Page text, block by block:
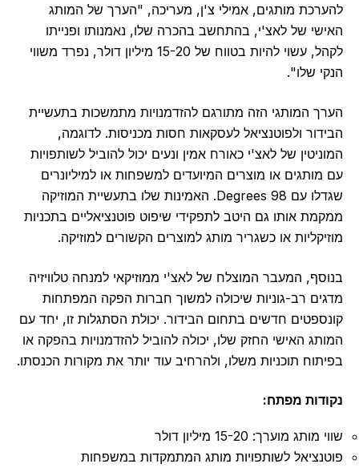
להערכת מותגים, אמילי צ'ן, מעריכה, "הערך של המותג
האישי של לאצ'י, בהתחשב בהכרה שלו, נאמנותו ופנייתו
לקהל, עשוי להיות בטווח של 15-20 מיליון דולר, נפרד משווי
הנקי שלו".
הערך המותגי הזה מתורגם להזדמנויות מתמשכות בתעשיית
הבידור ולפוטנציאל לעסקאות חסות מכניסות. לדוגמה,
המוניטין של לאצ'י כאורח אמין ונעים יכול להוביל לשותפויות
עם מותגים או מוצרים המיועדים למשפחות או למיליונרים
שגדלו עם 98 Degrees. האמינות שלו בתעשיית המוזיקה
ממקמת אותו גם היטב לתפקידי שיפוט פוטנציאליים בתכניות
מוזיקליות או כשגריר מותג למוצרים הקשורים למוזיקה.
בנוסף, המעבר המוצלח של לאצ'י ממוזיקאי למנחה טלוויזיה
מדגים רב-גוניות שיכולה למשוך חברות הפקה המפתחות
קונספטים חדשים בתחום הבידור. יכולת הסתגלות זו, יחד עם
המותג האישי החזק שלו, יכולה להוביל להזדמנויות בהפקה או
בפיתוח תוכניות משלו, ולהרחיב עוד יותר את מקורות הכנסתו.
נקודות מפתח:
שווי מותג מוערך: 15-20 מיליון דולר
פוטנציאל לשותפויות מותג המתמקדות במשפחות